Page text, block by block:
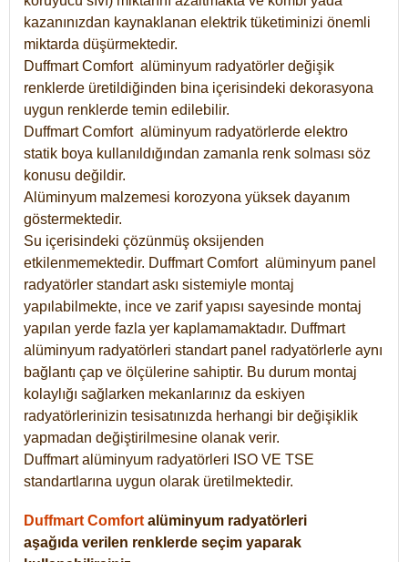
kazanınızdan kaynaklanan elektrik tüketiminizi önemli
miktarda düşürmektedir.
Duffmart Comfort alüminyum radyatörler değişik
renklerde üretildiğinden bina içerisindeki dekorasyona
uygun renklerde temin edilebilir.
DuffmartComfort alüminyum radyatörlerde elektro
statik boya kullanıldığından zamanla renk solması söz
konusu değildir.
Alüminyum malzemesi korozyona yüksek dayanım
göstermektedir.
Su içerisindeki çözünmüş oksijenden
etkilenmemektedir. DuffmartComfort alüminyum panel
radyatörler standart askı sistemiyle montaj
yapılabilmekte, ince ve zarif yapısı sayesinde montaj
yapılan yerde fazla yer kaplamamaktadır. Duffmart
alüminyum radyatörleri standart panel radyatörlerle aynı
bağlantı çap ve ölçülerine sahiptir. Bu durum montaj
kolaylığı sağlarken mekanlarınız da eskiyen
radyatörlerinizin tesisatınızda herhangi bir değişiklik
yapmadan değiştirilmesine olanak verir.
Duffmart alüminyum radyatörleri ISO VE TSE
standartlarına uygun olarak üretilmektedir.
Duffmart Comfort alüminyum radyatörleri
aşağıda verilen renklerde seçim yaparak